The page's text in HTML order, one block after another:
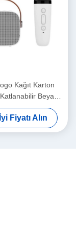
Kağıt Karton
Beyaz /
/ Gül Altın Lüks
Hediye Kutusu
Kapalı
Fiyatı Alın